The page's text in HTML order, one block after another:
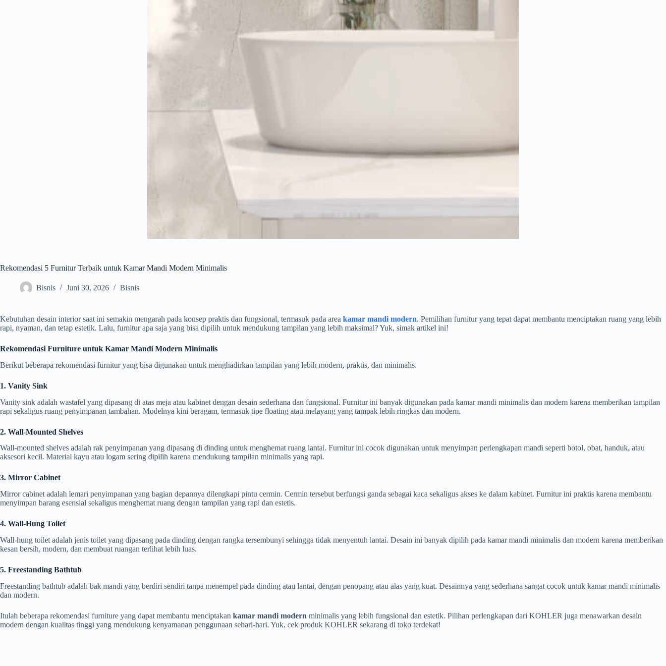
Rekomendasi 5 Furnitur Terbaik untuk Kamar Mandi Modern Minimalis
Bisnis Juni 30, 2026 Bisnis
Kebutuhan desain interior saat ini semakin mengarah pada konsep praktis dan fungsional, termasuk pada area kamar mandi modern. Pemilihan furnitur yang tepat dapat membantu menciptakan ruang yang lebih
rapi, nyaman, dan tetap estetik. Lalu, furnitur apa saja yang bisa dipilih untuk mendukung tampilan yang lebih maksimal? Yuk, simak artikel ini!
Rekomendasi Furniture untuk Kamar Mandi Modern Minimalis
Berikut beberapa rekomendasi furnitur yang bisa digunakan untuk menghadirkan tampilan yang lebih modern, praktis, dan minimalis.
1. Vanity Sink
Vanity sink adalah wastafel yang dipasang di atas meja atau kabinet dengan desain sederhana dan fungsional. Furnitur ini banyak digunakan pada kamar mandi minimalis dan modern karena memberikan tampilan
rapi sekaligus ruang penyimpanan tambahan. Modelnya kini beragam, termasuk tipe floating atau melayang yang tampak lebih ringkas dan modern.
2. Wall-Mounted Shelves
Wall-mounted shelves adalah rak penyimpanan yang dipasang di dinding untuk menghemat ruang lantai. Furnitur ini cocok digunakan untuk menyimpan perlengkapan mandi seperti botol, obat, handuk, atau
aksesori kecil. Material kayu atau logam sering dipilih karena mendukung tampilan minimalis yang rapi.
3. Mirror Cabinet
Mirror cabinet adalah lemari penyimpanan yang bagian depannya dilengkapi pintu cermin. Cermin tersebut berfungsi ganda sebagai kaca sekaligus akses ke dalam kabinet. Furnitur ini praktis karena membantu
menyimpan barang esensial sekaligus menghemat ruang dengan tampilan yang rapi dan estetis.
4. Wall-Hung Toilet
Wall-hung toilet adalah jenis toilet yang dipasang pada dinding dengan rangka tersembunyi sehingga tidak menyentuh lantai. Desain ini banyak dipilih pada kamar mandi minimalis dan modern karena memberikan
kesan bersih, modern, dan membuat ruangan terlihat lebih luas.
5. Freestanding Bathtub
Freestanding bathtub adalah bak mandi yang berdiri sendiri tanpa menempel pada dinding atau lantai, dengan penopang atau alas yang kuat. Desainnya yang sederhana sangat cocok untuk kamar mandi minimalis
dan modern.
Itulah beberapa rekomendasi furniture yang dapat membantu menciptakan kamar mandi modern minimalis yang lebih fungsional dan estetik. Pilihan perlengkapan dari KOHLER juga menawarkan desain
modern dengan kualitas tinggi yang mendukung kenyamanan penggunaan sehari-hari. Yuk, cek produk KOHLER sekarang di toko terdekat!